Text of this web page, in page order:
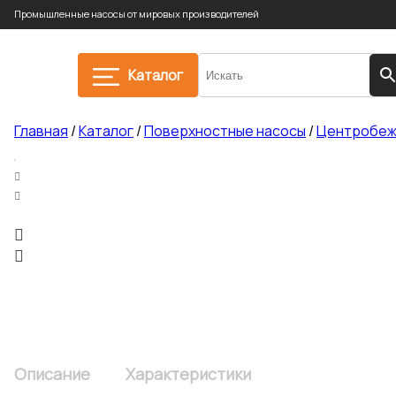
Промышленные насосы от мировых производителей
Каталог
Главная /Каталог/Поверхностные насосы /
Описание Характеристики